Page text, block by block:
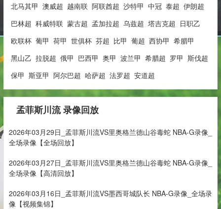
北马其甲 澳威超 越南联 阿联酋超 沙特甲 中冠 泰超 伊朗超
巴林超 科威特联 蒙古超 孟加拉超 乌兹超 塔吉克超 日职乙
欧联杯 葡甲 荷甲 世俱杯 芬超 比甲 葡超 西协甲 希腊甲
黑山乙 拉脱超 俄甲 巴西甲 奥甲 波兰甲 希腊超 罗甲 斯伐超
保甲 斯亚甲 阿尔巴超 哈萨超 法罗超 安道超
孟菲斯川流 录像回放
2026年03月29日_孟菲斯川流VS里奥格兰德山谷毒蛇 NBA-G录像_
全场录像【全场回放】
2026年03月27日_孟菲斯川流VS里奥格兰德山谷毒蛇 NBA-G录像_
全场录像【高清回放】
2026年03月16日_孟菲斯川流VS墨西哥城队长 NBA-G录像_全场录
像【视频集锦】